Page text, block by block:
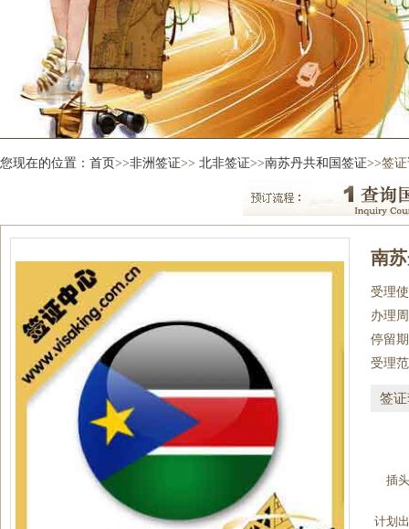
您现在的位置： 首页>>非洲签证>> 北非签证>>南苏丹共和国签证>>签
南
受理
办理
停留
受理
签
插
计划